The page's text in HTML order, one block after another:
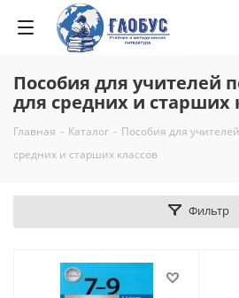
Пособия для учителей
для средних и старших
Главная - Каталог - Пособия для
средних и старших классов
Фильтр